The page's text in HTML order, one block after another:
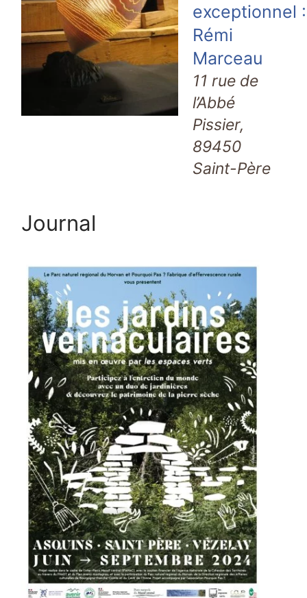
exceptionnel :
Rémi
Marceau
11 rue de
l’Abbé
Pissier,
89450
Saint-Père
Journal